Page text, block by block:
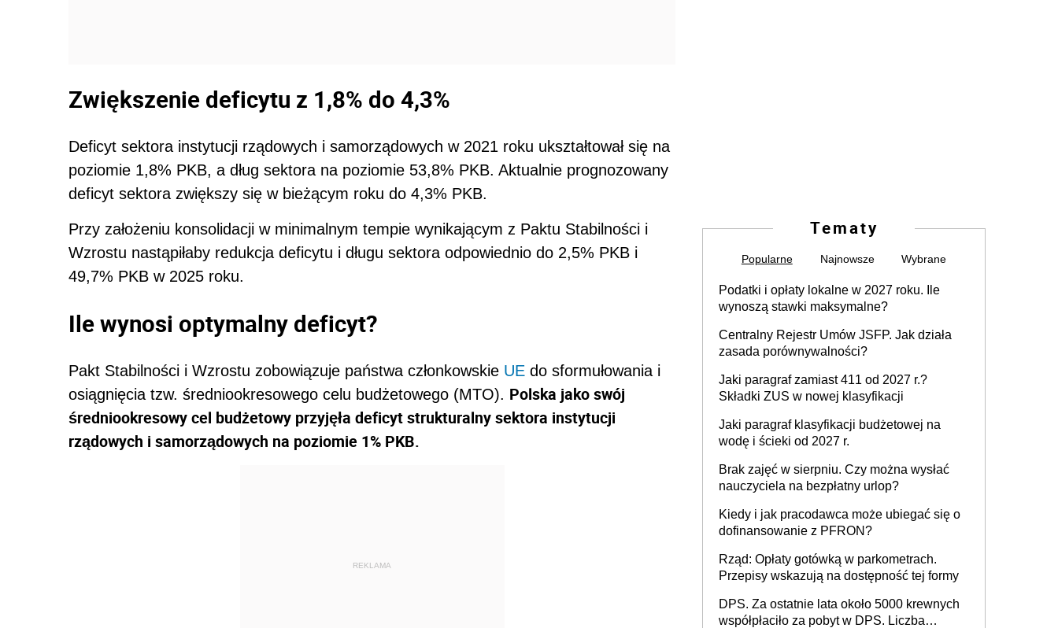
Zwiększenie deficytu z 1,8% do 4,3%
Deficyt sektora instytucji rządowych i samorządowych w 2021 roku ukształtował się na
poziomie 1,8% PKB, a dług sektora na poziomie 53,8% PKB. Aktualnie prognozowany
deficyt sektora zwiększy się w bieżącym roku do 4,3% PKB.
Przy założeniu konsolidacji w minimalnym tempie wynikającym z Paktu Stabilności i
Wzrostu nastąpiłaby redukcja deficytu i długu sektora odpowiednio do 2,5% PKB i
49,7% PKB w 2025 roku.
Ile wynosi optymalny deficyt?
Pakt Stabilności i Wzrostu zobowiązuje państwa członkowskie UE do sformułowania i
osiągnięcia tzw. średniookresowego celu budżetowego (MTO). Polska jako swój
średniookresowy cel budżetowy przyjęła deficyt strukturalny sektora instytucji
rządowych i samorządowych na poziomie 1% PKB.
REKLAMA
Tematy
Popularne Najnowsze Wybrane
Podatki i opłaty lokalne w 2027 roku. Ile
wynoszą stawki maksymalne?
Centralny Rejestr Umów JSFP. Jak działa
zasada porównywalności?
Jaki paragraf zamiast 411 od 2027 r.?
Składki ZUS w nowej klasyfikacji
Jaki paragraf klasyfikacji budżetowej na
wodę i ścieki od 2027 r.
Brak zajęć w sierpniu. Czy można wysłać
nauczyciela na bezpłatny urlop?
Kiedy i jak pracodawca może ubiegać się o
dofinansowanie z PFRON?
Rząd: Opłaty gotówką w parkometrach.
Przepisy wskazują na dostępność tej formy
DPS. Za ostatnie lata około 5000 krewnych
współpłaciło za pobyt w DPS. Liczba